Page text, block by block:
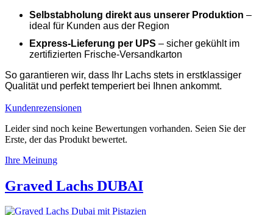
Selbstabholung direkt aus unserer Produktion –
ideal für Kunden aus der Region
Express-Lieferung per UPS – sicher gekühlt im
zertifizierten Frische-Versandkarton
So garantieren wir, dass Ihr Lachs stets in erstklassiger
Qualität und perfekt temperiert bei Ihnen ankommt.
Kundenrezensionen
Leider sind noch keine Bewertungen vorhanden. Seien Sie der
Erste, der das Produkt bewertet.
Ihre Meinung
Graved Lachs DUBAI